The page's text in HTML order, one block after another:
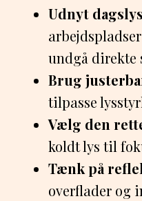
Udnyt
undgå direkte
Brug
tilpasse
Vælg den
koldt lys til
Tænk på
overflader og